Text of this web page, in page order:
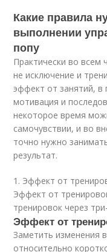
Какие правила
выполнении
попу
Практически во всем
не исключение и
эффект от занятий, в
мотивация и
некоторое время
самочувствии, и во
точно нужно
результат.
1. Эффект от
Эффект от
тренировок через
Эффект от
Заметить изменения
относительно